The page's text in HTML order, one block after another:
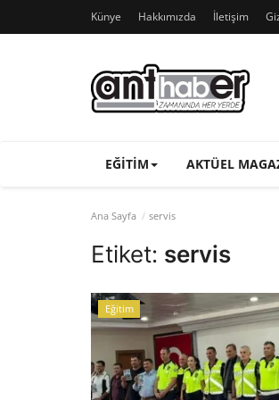
Künye Hakkımızda İletişim
EĞITIM AKTÜEL
Ana Sayfa servis
Etiket: servis
Eğitim